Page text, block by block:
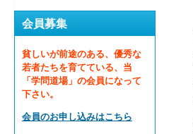
会員募集
貧しいが前途のある、優秀な
若者たちを育てている、当
「学問道場」の会員になって
下さい。
会員のお申し込みはこちら